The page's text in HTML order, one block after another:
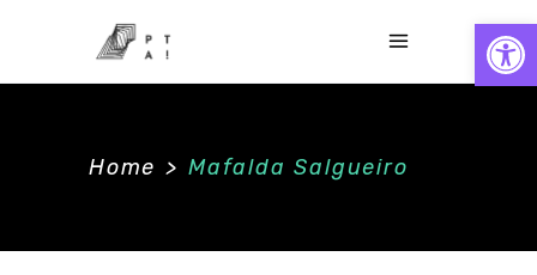
Home > Mafalda Salgueiro